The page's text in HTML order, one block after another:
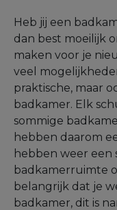
Heb jij een
dan best moeilijk
maken voor je
veel
praktische, maar
badkamer. Elk
sommige
hebben daarom
hebben weer een
badkamerruimte
belangrijk dat je
badkamer, dit is